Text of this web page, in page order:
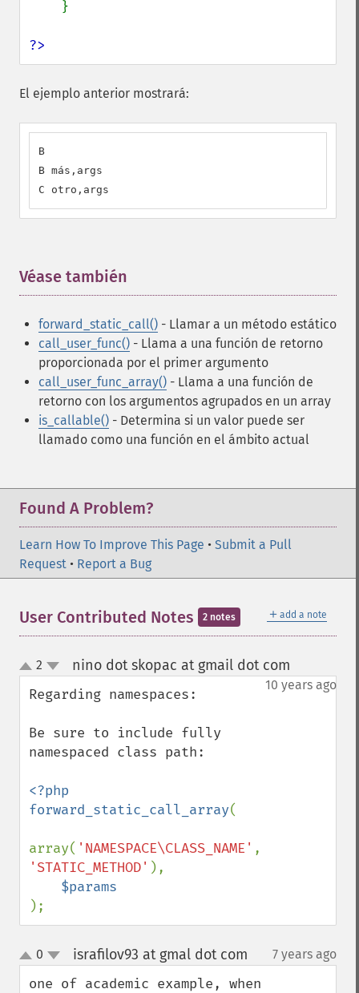
?>
El ejemplo anterior mostrará:
B
B más,args
C otro,args
Véase también
forward_static_call() - Llamar a un método estático
call_user_func() - Llama a una función de retorno
proporcionada por el primer argumento
call_user_func_array() - Llama a una función de
retorno con los argumentos agrupados en un array
is_callable() - Determina si un valor puede ser
llamado como una función en el ámbito actual
Found A Problem?
Learn How To Improve This Page • Submit a Pull
Request • Report a Bug
＋ add a note
User Contributed Notes 2 notes
up
down
2 nino dot skopac at gmail dot com
10 years ago
Regarding namespaces:
Be sure to include fully
namespaced class path:
<?php
forward_static_call_array(
array( 'NAMESPACE\CLASS_NAME'
'STATIC_METHOD' ),
);
up
down
0 israfilov93 at gmal dot com 7 years ago
one of academic example, when